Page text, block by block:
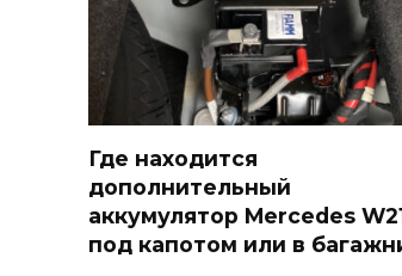
Где находится
дополнительный
аккумулятор Mercedes
под капотом или в